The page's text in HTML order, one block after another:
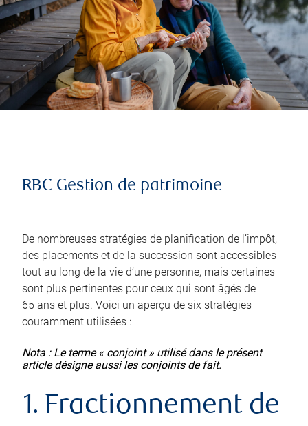
RBC Gestion de patrimoine
De nombreuses stratégies de planification de l’impôt,
des placements et de la succession sont accessibles
tout au long de la vie d’une personne, mais certaines
sont plus pertinentes pour ceux qui sont âgés de
65 ans et plus. Voici un aperçu de six stratégies
couramment utilisées :
Nota : Le terme « conjoint » utilisé dans le présent
article désigne aussi les conjoints de fait.
1. Fractionnement de